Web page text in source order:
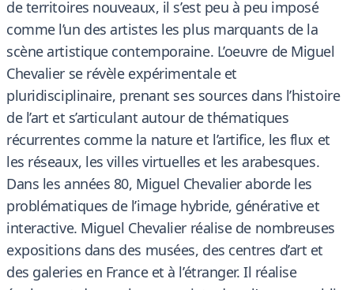
de territoires nouveaux, il s’est peu à peu imposé
comme l’un des artistes les plus marquants de la
scène artistique contemporaine. L’oeuvre de Miguel
Chevalier se révèle expérimentale et
pluridisciplinaire, prenant ses sources dans l’histoire
de l’art et s’articulant autour de thématiques
récurrentes comme la nature et l’artifice, les flux et
les réseaux, les villes virtuelles et les arabesques.
Dans les années 80, Miguel Chevalier aborde les
problématiques de l’image hybride, générative et
interactive. Miguel Chevalier réalise de nombreuses
expositions dans des musées, des centres d’art et
des galeries en France et à l’étranger. Il réalise